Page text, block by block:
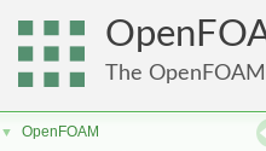
The
▼ OpenFOAM